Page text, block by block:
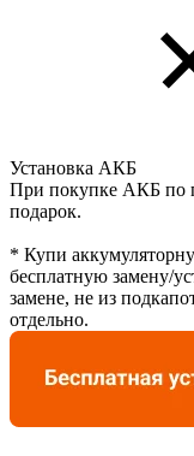
Установка АКБ
При покупке АКБ по
подарок.
* Купи
бесплатную замену/
замене, не из
отдельно.